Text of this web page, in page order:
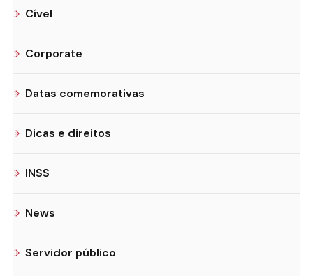
Cível
Corporate
Datas comemorativas
Dicas e direitos
INSS
News
Servidor público